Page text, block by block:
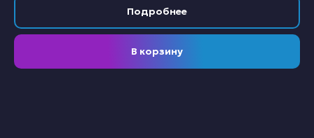
Подробнее
В корзину